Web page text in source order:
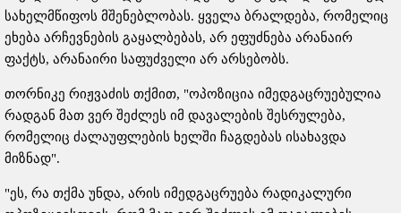
სახელმწიფოს მშენებლობას. ყველა ბრალდება, რომელიც
ეხება არჩევნების გაყალბებას, არ ეფუძნება არანაირ
ფაქტს, არანაირი საფუძველი არ არსებობს.
თორნიკე რიჟვაძის თქმით, "ოპოზიცია იმედგაცრუებულია
რადგან მათ ვერ შეძლეს იმ დავალების შესრულება,
რომელიც ძალაუფლების ხელში ჩაგდებას ისახავდა
მიზნად".
"ეს, რა თქმა უნდა, არის იმედგაცრუება რადიკალური